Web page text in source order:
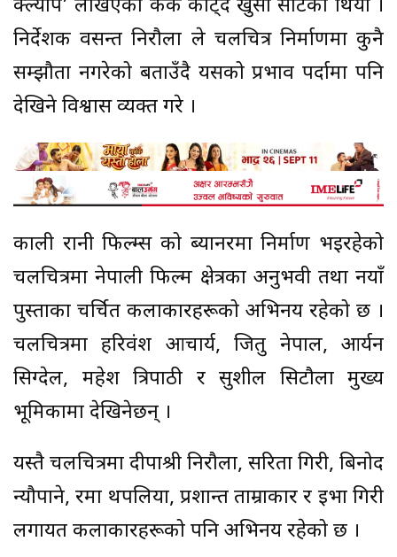
क्ल्याप’ लेखिएको केक काट्दै खुसी साटेको थियो ।
निर्देशक वसन्त निरौला ले चलचित्र निर्माणमा कुनै
सम्झौता नगरेको बताउँदै यसको प्रभाव पर्दामा पनि
देखिने विश्वास व्यक्त गरे ।
काली रानी फिल्म्स को ब्यानरमा निर्माण भइरहेको
चलचित्रमा नेपाली फिल्म क्षेत्रका अनुभवी तथा नयाँ
पुस्ताका चर्चित कलाकारहरूको अभिनय रहेको छ ।
चलचित्रमा हरिवंश आचार्य, जितु नेपाल, आर्यन
सिग्देल, महेश त्रिपाठी र सुशील सिटौला मुख्य
भूमिकामा देखिनेछन् ।
यस्तै चलचित्रमा दीपाश्री निरौला, सरिता गिरी, बिनोद
न्यौपाने, रमा थपलिया, प्रशान्त ताम्राकार र इभा गिरी
लगायत कलाकारहरूको पनि अभिनय रहेको छ ।